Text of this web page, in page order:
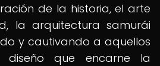
de la historia, el arte
la arquitectura samurái
y cautivando a aquellos
que encarne la